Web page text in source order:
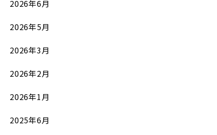
2026年6月
2026年5月
2026年3月
2026年2月
2026年1月
2025年6月